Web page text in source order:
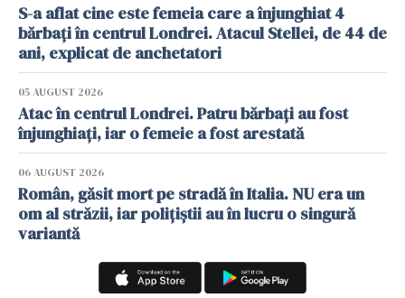
S-a aflat cine este femeia care a înjunghiat 4
bărbați în centrul Londrei. Atacul Stellei, de 44 de
ani, explicat de anchetatori
05 AUGUST 2026
Atac în centrul Londrei. Patru bărbați au fost
înjunghiați, iar o femeie a fost arestată
06 AUGUST 2026
Român, găsit mort pe stradă în Italia. NU era un
om al străzii, iar polițiștii au în lucru o singură
variantă